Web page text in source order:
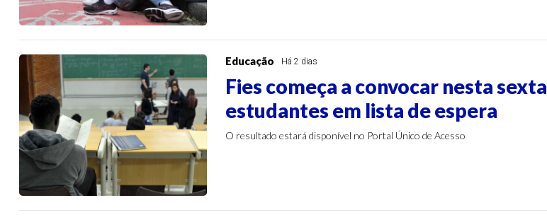
Educação Há 2 dias
Fies começa a convocar nesta sexta
estudantes em lista de espera
O resultado estará disponível no Portal Único de Acesso